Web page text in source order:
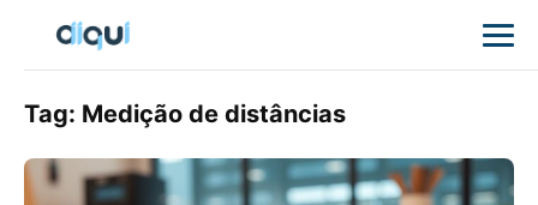
Tag: Medição de distâncias